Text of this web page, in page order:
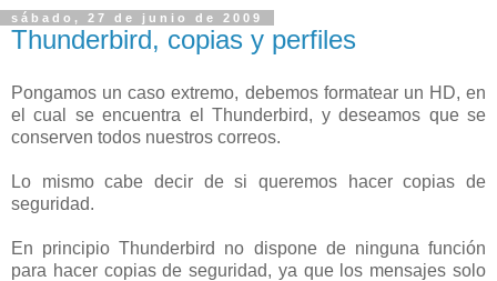
sábado, 27 de junio de 2009
Thunderbird, copias y perfiles
Pongamos un caso extremo, debemos formatear un HD, en
el cual se encuentra el Thunderbird, y deseamos que se
conserven todos nuestros correos.
Lo mismo cabe decir de si queremos hacer copias de
seguridad.
En principio Thunderbird no dispone de ninguna función
para hacer copias de seguridad, ya que los mensajes solo